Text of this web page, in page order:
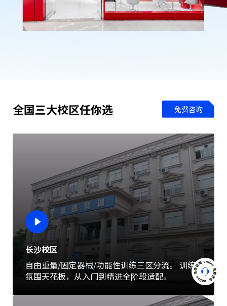
全国三大校区任你选 免费咨询
长沙校区
自由重量/固定器械/功能性训练三区分流。 训练
氛围天花板，从入门到精进全阶段适配。